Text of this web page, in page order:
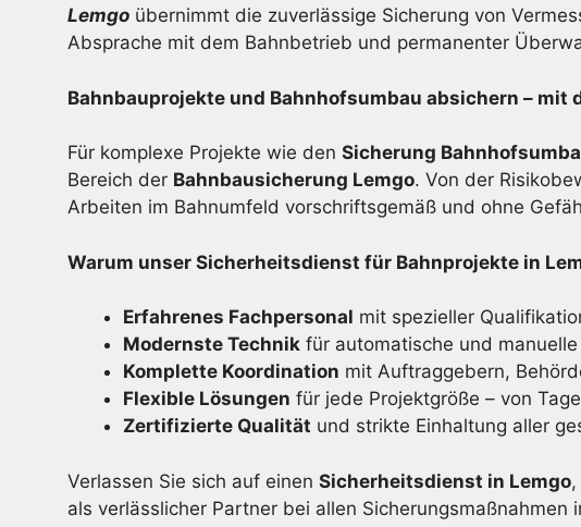
Lemgo übernimmt die zuverlässige Sicherung von
Absprache mit dem Bahnbetrieb und permanenter
Bahnbauprojekte und Bahnhofsumbau absichern – mit
Für komplexe Projekte wie den Sicherung
Bereich der Bahnbausicherung Lemgo. Von der
Arbeiten im Bahnumfeld vorschriftsgemäß und ohne
Warum unser Sicherheitsdienst für Bahnprojekte in
Erfahrenes Fachpersonal mit spezieller
Modernste Technik für automatische und
Komplette Koordination mit Auftraggebern,
Flexible Lösungen für jede Projektgröße – von
Zertifizierte Qualität und strikte Einhaltung aller
Verlassen Sie sich auf einen Sicherheitsdienst in Lemgo
als verlässlicher Partner bei allen